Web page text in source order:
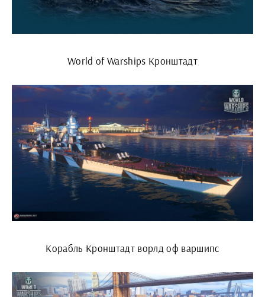
World of Warships Кронштадт
Корабль Кронштадт ворлд оф варшипс